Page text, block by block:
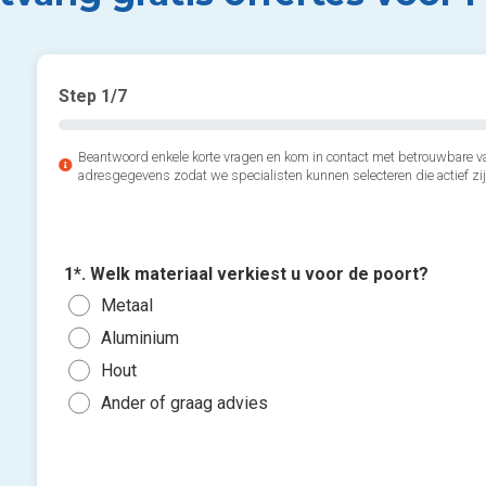
Step 1/7
Beantwoord enkele korte vragen en kom in contact met betrouwbare
adresgegevens zodat we specialisten kunnen selecteren die actief
1*. Welk materiaal verkiest u voor de poort?
Metaal
Aluminium
Hout
Ander of graag advies